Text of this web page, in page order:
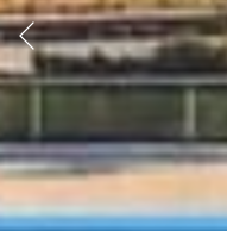
Anterior